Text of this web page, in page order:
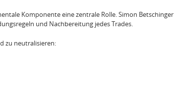
Komponente eine zentrale Rolle. Simon Betschinger
und Nachbereitung jedes Trades.
zu neutralisieren: